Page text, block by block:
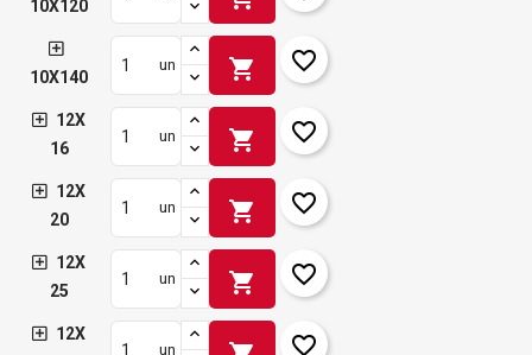
10X120
10X140
un shopping_cart favorite_border
12X
16
un shopping_cart favorite_border
12X
20
un shopping_cart favorite_border
12X
25
un shopping_cart favorite_border
12X
un favorite_border